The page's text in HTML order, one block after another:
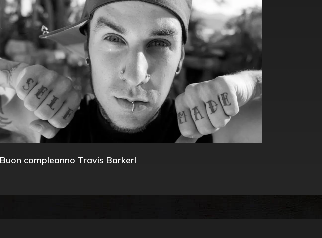
Buon compleanno Travis Barker!